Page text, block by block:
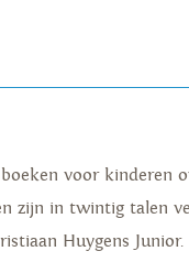
voor kinderen
zijn in twintig talen
Huygens Junior.